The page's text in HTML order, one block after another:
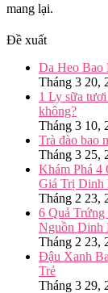
mang lại.
Đề xuất
Da Heo Bao
Tháng 3 20,
1 Ly sữa
không?
Tháng 3 10,
Trà đào bao
Tháng 3 25,
Khám Phá 4
Giá Trị Dinh
Tháng 2 23,
6 Quả
Nguồn Dinh
Tháng 2 23,
Đậu Xanh
Trẻ
Tháng 3 29,